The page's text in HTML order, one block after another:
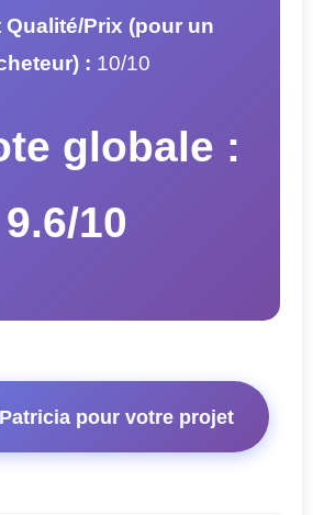
Qualité/Prix (pour un
: 10/10
globale :
9.6/10
pour votre projet